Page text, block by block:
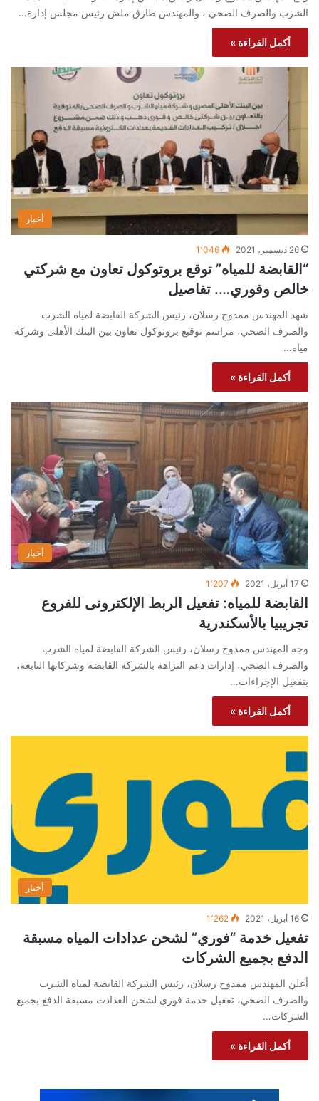
الشرب والصرف الصحي ، والمهندس طارق ملش رئيس مجلس إدارة…
أكمل القراءة »
أخبار
26 ديسمبر، 2021 1٬046
“القابضة للمياه” توقع بروتوكول تعاون مع شركتي
خالص وفوري…. تفاصيل
شهد المهندس ممدوح رسلان، رئيس الشركة القابضة لمياه الشرب
والصرف الصحي، مراسم توقيع بروتوكول تعاون بين البنك الأهلى وشركة
مياه…
أكمل القراءة »
أخبار
17 أبريل، 2021 1٬207
القابضة للمياه: تفعيل الربط الإلكترونى للفروع
تجريبيا بالأسكندرية
وجه المهندس ممدوح رسلان، رئيس الشركة القابضة لمياه الشرب
والصرف الصحي، إدارات دعم النزاهة بالشركة القابضة وشركاتها التابعة،
بتفعيل الإجراءات…
أكمل القراءة »
أخبار
16 أبريل، 2021 1٬262
تفعيل خدمة “فوري” لشحن عدادات المياه مسبقة
الدفع بجميع الشركات
أعلن المهندس ممدوح رسلان، رئيس الشركة القابضة لمياه الشرب
والصرف الصحي، تفعيل خدمة فورى لشحن العدادت مسبقة الدفع بجميع
الشركات…
أكمل القراءة »